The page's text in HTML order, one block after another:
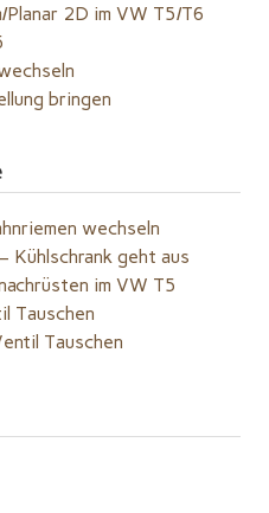
2D im VW T5/T6
bringen
wechseln
Kühlschrank geht aus
im VW T5
Tauschen
Tauschen